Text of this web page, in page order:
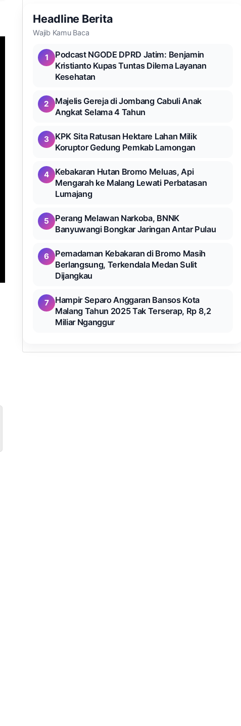
Headline Berita
Wajib Kamu Baca
1
Podcast NGODE DPRD Jatim: Benjamin
Kristianto Kupas Tuntas Dilema Layanan
Kesehatan
2
Majelis Gereja di Jombang Cabuli Anak
Angkat Selama 4 Tahun
3
KPK Sita Ratusan Hektare Lahan Milik
Koruptor Gedung Pemkab Lamongan
4
Kebakaran Hutan Bromo Meluas, Api
Mengarah ke Malang Lewati Perbatasan
Lumajang
5
Perang Melawan Narkoba, BNNK
Banyuwangi Bongkar Jaringan Antar Pulau
6
Pemadaman Kebakaran di Bromo Masih
Berlangsung, Terkendala Medan Sulit
Dijangkau
7
Hampir Separo Anggaran Bansos Kota
Malang Tahun 2025 Tak Terserap, Rp 8,2
Miliar Nganggur